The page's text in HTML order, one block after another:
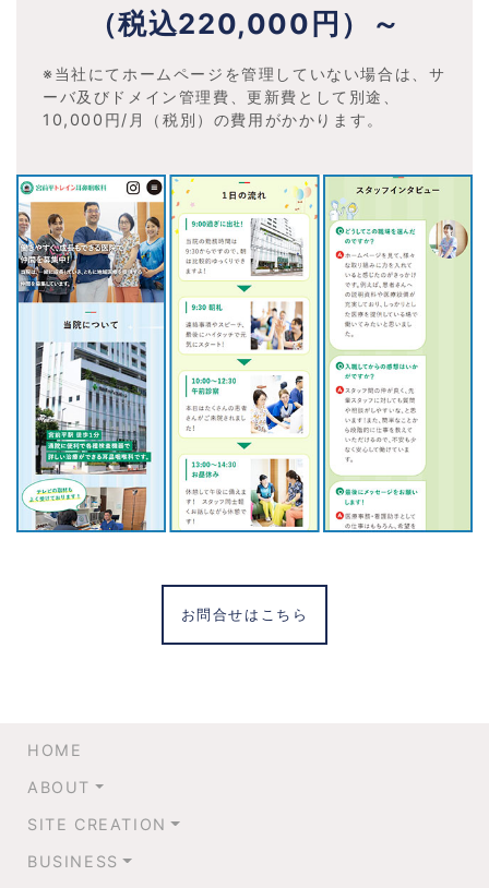
（税込220,000円）～
※当社にてホームページを管理していない場合は、サ
ーバ及びドメイン管理費、更新費として別途、
10,000円/月（税別）の費用がかかります。
お問合せはこちら
HOME
ABOUT
SITE CREATION
BUSINESS